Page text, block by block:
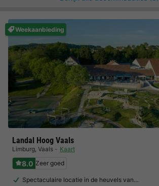
Weekaanbieding
Landal Hoog Vaals
Limburg, Vaals Kaart
8.0 Zeer goed
Spectaculaire locatie in de heuvels van…